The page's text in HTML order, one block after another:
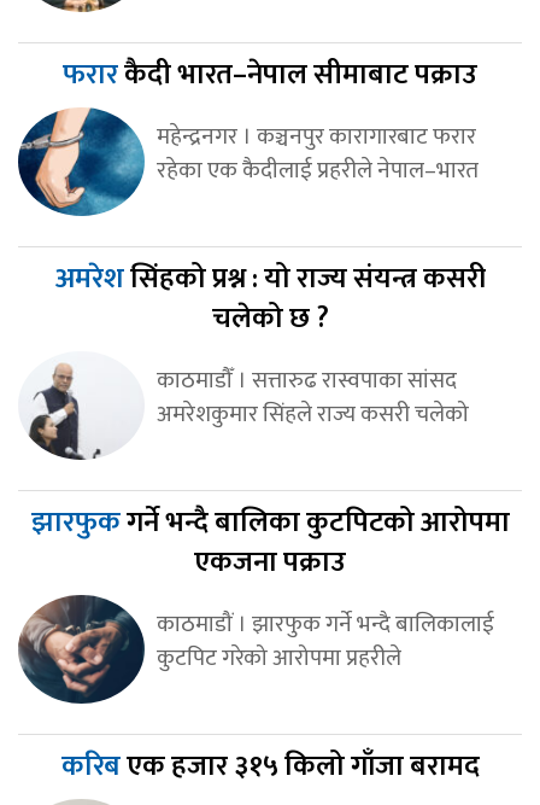
फरारकैदी भारत–नेपाल सीमाबाट पक्राउ
महेन्द्रनगर । कञ्चनपुर कारागारबाट फरार
रहेका एक कैदीलाई प्रहरीले नेपाल–भारत
अमरेशसिंहको प्रश्न : यो राज्य संयन्त्र कसरी
चलेको छ ?
काठमाडौँ । सत्तारुढ रास्वपाका सांसद
अमरेशकुमार सिंहले राज्य कसरी चलेको
झारफुकगर्ने भन्दै बालिका कुटपिटको आरोपमा
एकजना पक्राउ
काठमाडौं । झारफुक गर्ने भन्दै बालिकालाई
कुटपिट गरेको आरोपमा प्रहरीले
करिबएक हजार ३१५ किलो गाँजा बरामद